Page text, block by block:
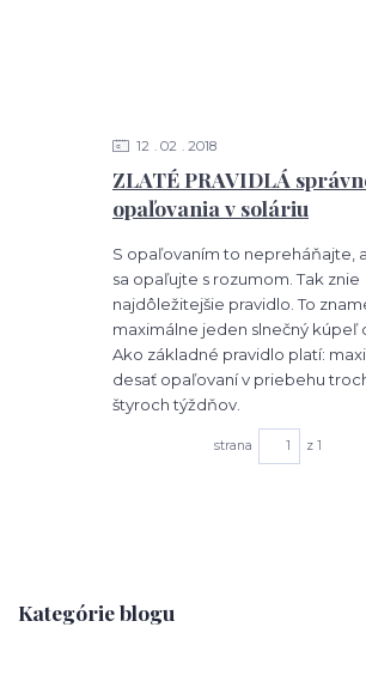
Kategórie blogu
ZLATÉ PRAVIDLÁ
opaľovania v soláriu
12 02 2018
S opaľovaním to nepreháňajte,
sa opaľujte s rozumom. Tak znie
najdôležitejšie pravidlo. To
maximálne jeden slnečný kúpeľ
Ako základné pravidlo platí:
desať opaľovaní v priebehu
štyroch týždňov.
strana z 1